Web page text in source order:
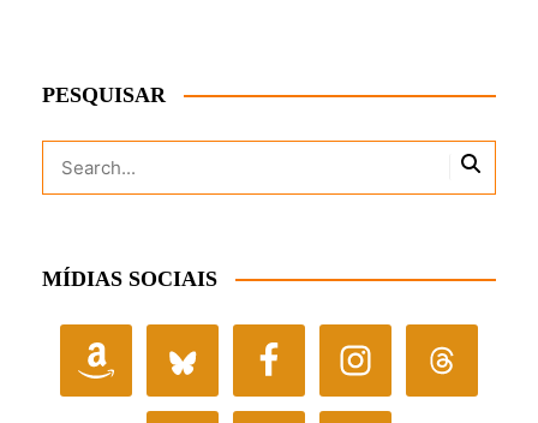
PESQUISAR
MÍDIAS SOCIAIS